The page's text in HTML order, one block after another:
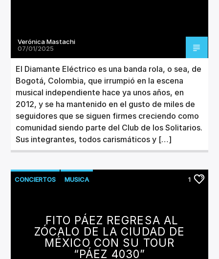
Verónica Mastachi
07/01/2025
El Diamante Eléctrico es una banda rola, o sea, de
Bogotá, Colombia, que irrumpió en la escena
musical independiente hace ya unos años, en
2012, y se ha mantenido en el gusto de miles de
seguidores que se siguen firmes creciendo como
comunidad siendo parte del Club de los Solitarios.
Sus integrantes, todos carismáticos y […]
CONCIERTOS MUSICA 1
FITO PÁEZ REGRESA AL
ZÓCALO DE LA CIUDAD DE
MÉXICO CON SU TOUR
“PÁEZ 4030”